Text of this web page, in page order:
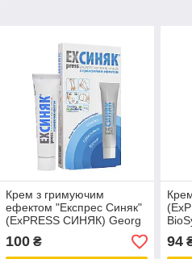
Крем з гримуючим
ефектом "Експрес Синяк"
(ExPRESS СИНЯК) Georg
BioSystems
100₴ 94